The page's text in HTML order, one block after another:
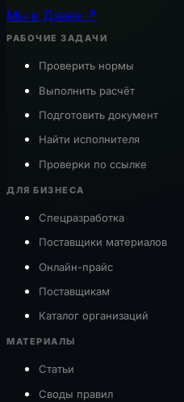
Мы в Дзене ↗
РАБОЧИЕ ЗАДАЧИ
Проверить нормы
Выполнить расчёт
Подготовить документ
Найти исполнителя
Проверки по ссылке
ДЛЯ БИЗНЕСА
Спецразработка
Поставщики материалов
Онлайн-прайс
Поставщикам
Каталог организаций
МАТЕРИАЛЫ
Статьи
Своды правил